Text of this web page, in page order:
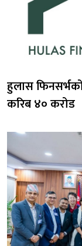
हुलास
करिब ४० करोड